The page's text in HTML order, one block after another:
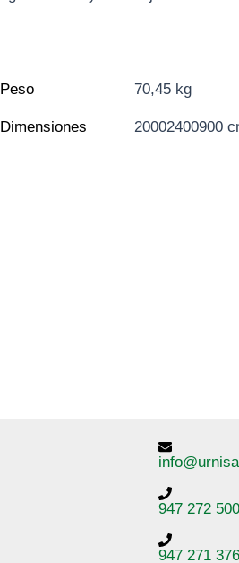
Peso 70,45 kg
Dimensiones 20002400900
947 272 500
947 271 376